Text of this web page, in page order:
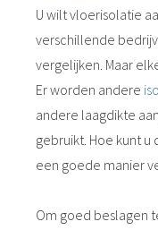
U wilt vloerisolatie
verschillende
vergelijken. Maar
Er worden andere
andere laagdikte
gebruikt. Hoe kunt
een goede manier
Om goed beslagen